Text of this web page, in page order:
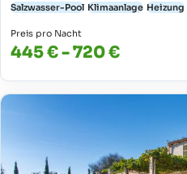
Salzwasser-Pool Klimaanlage Heizung
Preis pro Nacht
445 € - 720 €